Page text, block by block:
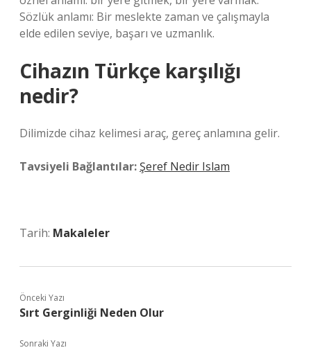
Sözlük anlamı: Bir meslekte zaman ve çalışmayla
elde edilen seviye, başarı ve uzmanlık.
Cihazın Türkçe karşılığı
nedir?
Dilimizde cihaz kelimesi araç, gereç anlamına gelir.
Tavsiyeli Bağlantılar: Şeref Nedir Islam
Tarih: Makaleler
Önceki Yazı
Sırt Gerginliği Neden Olur
Sonraki Yazı